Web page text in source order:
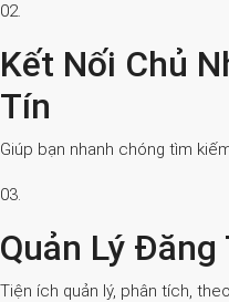
02.
Kết Nối Chủ
Tín
Giúp bạn nhanh chóng tìm
03.
Quản Lý Đăng
Tiện ích quản lý, phân tích,